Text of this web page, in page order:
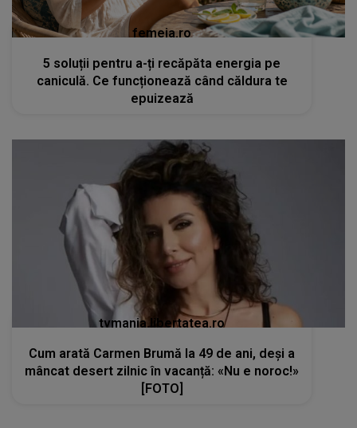
femeia.ro
5 soluții pentru a-ți recăpăta energia pe
caniculă. Ce funcționează când căldura te
epuizează
tvmania.libertatea.ro
Cum arată Carmen Brumă la 49 de ani, deși a
mâncat desert zilnic în vacanță: «Nu e noroc!»
[FOTO]